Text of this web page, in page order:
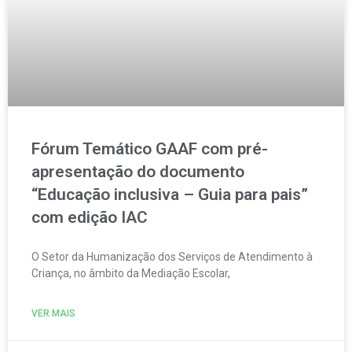
Fórum Temático GAAF com pré-
apresentação do documento
“Educação inclusiva – Guia para pais”
com edição IAC
O Setor da Humanização dos Serviços de Atendimento à
Criança, no âmbito da Mediação Escolar,
VER MAIS